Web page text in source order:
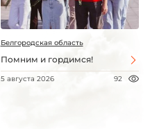
Белгородская область
Помним и гордимся!
5 августа 2026 92